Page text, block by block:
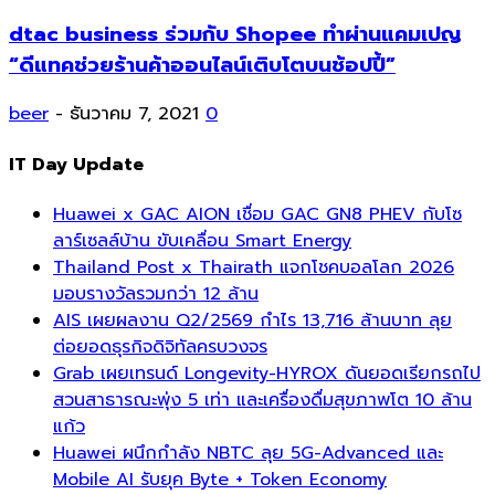
dtac business ร่วมกับ Shopee ทำผ่านแคมเปญ
“ดีแทคช่วยร้านค้าออนไลน์เติบโตบนช้อปปี้”
beer - ธันวาคม 7, 2021 0
IT Day Update
Huawei x GAC AION เชื่อม GAC GN8 PHEV กับโซ
ลาร์เซลล์บ้าน ขับเคลื่อน Smart Energy
Thailand Post x Thairath แจกโชคบอลโลก 2026
มอบรางวัลรวมกว่า 12 ล้าน
AIS เผยผลงาน Q2/2569 กำไร 13,716 ล้านบาท ลุย
ต่อยอดธุรกิจดิจิทัลครบวงจร
Grab เผยเทรนด์ Longevity-HYROX ดันยอดเรียกรถไป
สวนสาธารณะพุ่ง 5 เท่า และเครื่องดื่มสุขภาพโต 10 ล้าน
แก้ว
Huawei ผนึกกำลัง NBTC ลุย 5G-Advanced และ
Mobile AI รับยุค Byte + Token Economy